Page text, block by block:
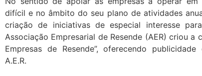
difícil e no âmbito do seu plano de atividades
criação de iniciativas de especial interesse
Associação Empresarial de Resende (AER) criou a
Empresas de Resende”, oferecendo
A.E.R.